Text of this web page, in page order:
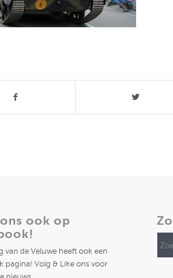
ook op
van de Veluwe heeft ook een
pagina! Volg & Like ons voor